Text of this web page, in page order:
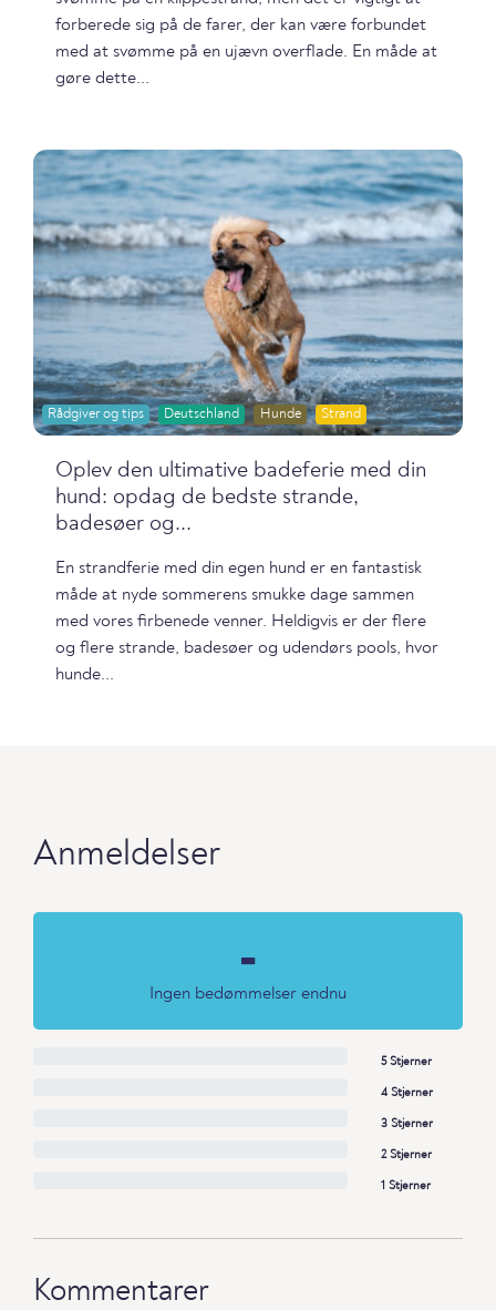
forberede sig på de farer, der kan være forbundet
med at svømme på en ujævn overflade. En måde at
gøre dette...
Rådgiver og tips Deutschland Hunde Strand
Oplev den ultimative badeferie med din
hund: opdag de bedste strande,
badesøer og...
En strandferie med din egen hund er en fantastisk
måde at nyde sommerens smukke dage sammen
med vores firbenede venner. Heldigvis er der flere
og flere strande, badesøer og udendørs pools, hvor
hunde...
Anmeldelser
-
Ingen bedømmelser endnu
5 Stjerner
4 Stjerner
3 Stjerner
2 Stjerner
1 Stjerner
Kommentarer